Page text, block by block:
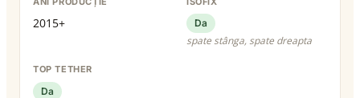
2015+ Da
spate stânga, spate dreapta
TOP TETHER
Da